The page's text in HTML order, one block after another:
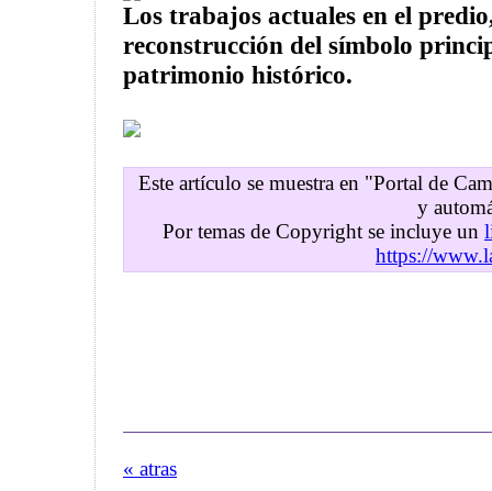
Los trabajos actuales en el
reconstrucción del símbolo
patrimonio histórico.
Este artículo se muestra en "Portal de
y
Por temas de Copyright se incluye un
https://
« atras